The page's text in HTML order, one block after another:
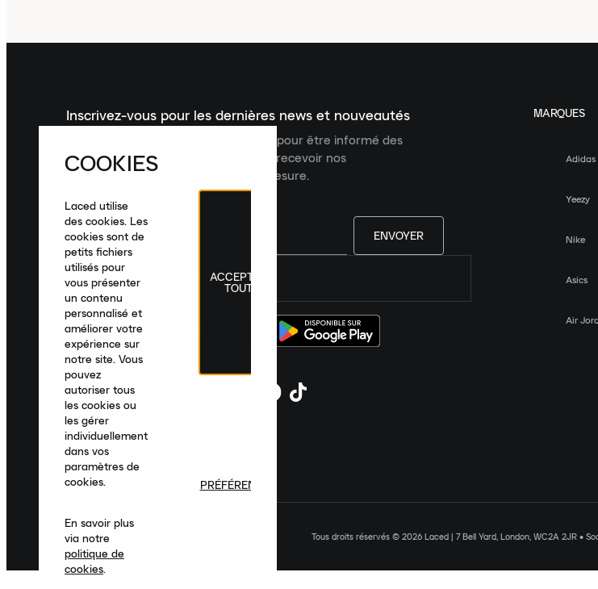
Inscrivez-vous pour les dernières news et nouveautés
Inscrivez-vous à la newsletter Laced pour être informé des
dernières nouveautés, collections et recevoir nos
recommandations de produits sur mesure.
ENVOYER
France|Français
MARQUES
Adidas
Yeezy
Nike
Asics
Air
Tous droits réservés © 2026 Laced | 7 Bell Yard, London, WC2A 2JR •
COOKIES
Laced utilise
des cookies. Les
cookies sont de
petits fichiers
utilisés pour
vous présenter
un contenu
personnalisé et
améliorer votre
expérience sur
notre site. Vous
pouvez
autoriser tous
les cookies ou
les gérer
individuellement
dans vos
paramètres de
cookies.
En savoir plus
via notre
politique de
cookies.
ACCEPTER
TOUT
PRÉFÉRENCES